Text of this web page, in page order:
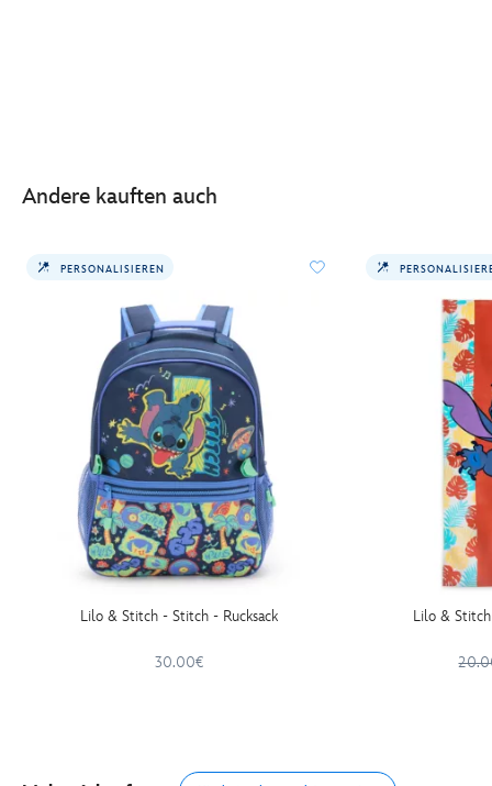
Andere kauften auch
PERSONALISIEREN
Lilo & Stitch - Stitch - Rucksack
30.00€
Lilo &